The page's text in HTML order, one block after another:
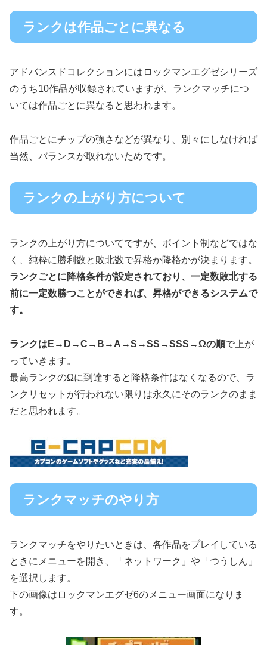
ランクは作品ごとに異なる
アドバンスドコレクションにはロックマンエグゼシリーズ
のうち10作品が収録されていますが、ランクマッチにつ
いては作品ごとに異なると思われます。
作品ごとにチップの強さなどが異なり、別々にしなければ
当然、バランスが取れないためです。
ランクの上がり方について
ランクの上がり方についてですが、ポイント制などではな
く、純粋に勝利数と敗北数で昇格か降格かが決まります。
ランクごとに降格条件が設定されており、一定数敗北する
前に一定数勝つことができれば、昇格ができるシステムで
す。
ランクはE→D→C→B→A→S→SS→SSS→Ωの順で上が
っていきます。
最高ランクのΩに到達すると降格条件はなくなるので、ラ
ンクリセットが行われない限りは永久にそのランクのまま
だと思われます。
ランクマッチのやり方
ランクマッチをやりたいときは、各作品をプレイしている
ときにメニューを開き、「ネットワーク」や「つうしん」
を選択します。
下の画像はロックマンエグゼ6のメニュー画面になりま
す。